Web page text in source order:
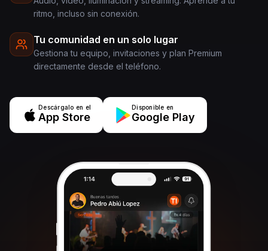
ritmo, incluso sin conexión.
Tu comunidad en un solo lugar
Gestiona tu equipo, invitaciones y plan Premium
directamente desde el teléfono.
Descárgalo en el
App Store
Disponible en
Google Play